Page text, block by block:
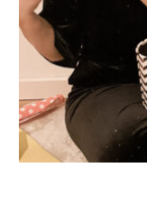
unterstützen